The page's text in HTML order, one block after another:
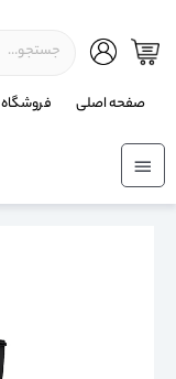
صفحه اصلی فروشگاه